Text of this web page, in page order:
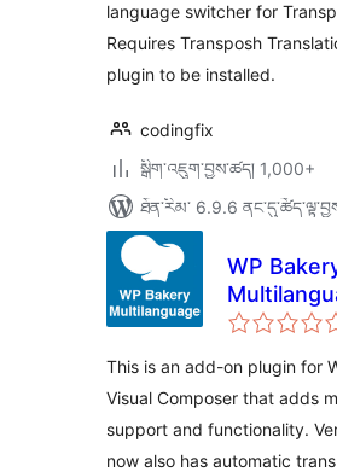
language switcher for
Requires Transposh
plugin to be installed.
codingfix
སྒྲིག་འཇུག་བྱས་ཚད། 1,000+
ཐོན་རིམ་ 6.9.6
WP
This is an add-on plugin for
Visual Composer that adds
support and functionality.
now also has automatic